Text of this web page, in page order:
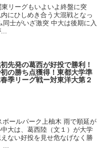
リーグもいよいよ終盤に突
にひしめき合う大混戦となっ
士がいざ激突 中大は後期に入
先発の葛西が好投で勝利！
の勝ち点獲得！東都大学準
季リーグ戦ー対東洋大第２
ールパーク上柚木 雨で順延が
大は、葛西陸（文１）が大学
ない好投を見せ危なげなく勝
...